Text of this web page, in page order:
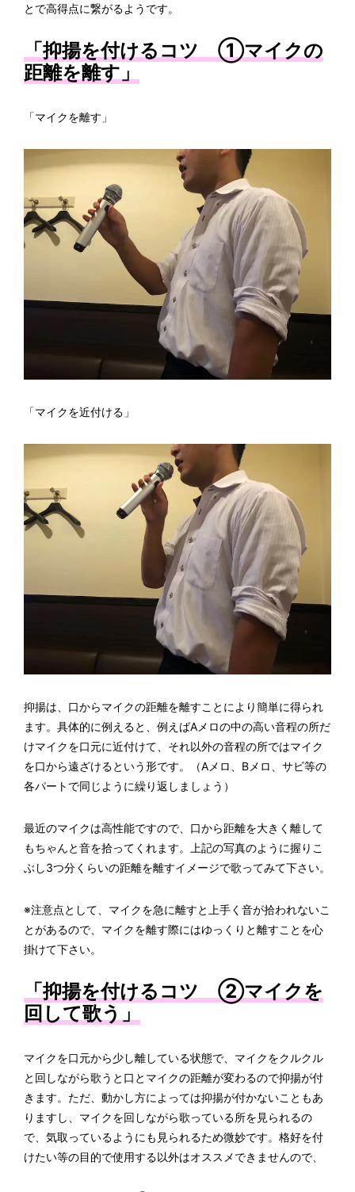
とで高得点に繋がるようです。
「抑揚を付けるコツ ①マイクの
距離を離す」
「マイクを離す」
「マイクを近付ける」
抑揚は、口からマイクの距離を離すことにより簡単に得られ
ます。具体的に例えると、例えばAメロの中の高い音程の所だ
けマイクを口元に近付けて、それ以外の音程の所ではマイク
を口から遠ざけるという形です。（Aメロ、Bメロ、サビ等の
各パートで同じように繰り返しましょう）
最近のマイクは高性能ですので、口から距離を大きく離して
もちゃんと音を拾ってくれます。上記の写真のように握りこ
ぶし3つ分くらいの距離を離すイメージで歌ってみて下さい。
※注意点として、マイクを急に離すと上手く音が拾われないこ
とがあるので、マイクを離す際にはゆっくりと離すことを心
掛けて下さい。
「抑揚を付けるコツ ②マイクを
回して歌う」
マイクを口元から少し離している状態で、マイクをクルクル
と回しながら歌うと口とマイクの距離が変わるので抑揚が付
きます。ただ、動かし方によっては抑揚が付かないこともあ
りますし、マイクを回しながら歌っている所を見られるの
で、気取っているようにも見られるため微妙です。格好を付
けたい等の目的で使用する以外はオススメできませんので、